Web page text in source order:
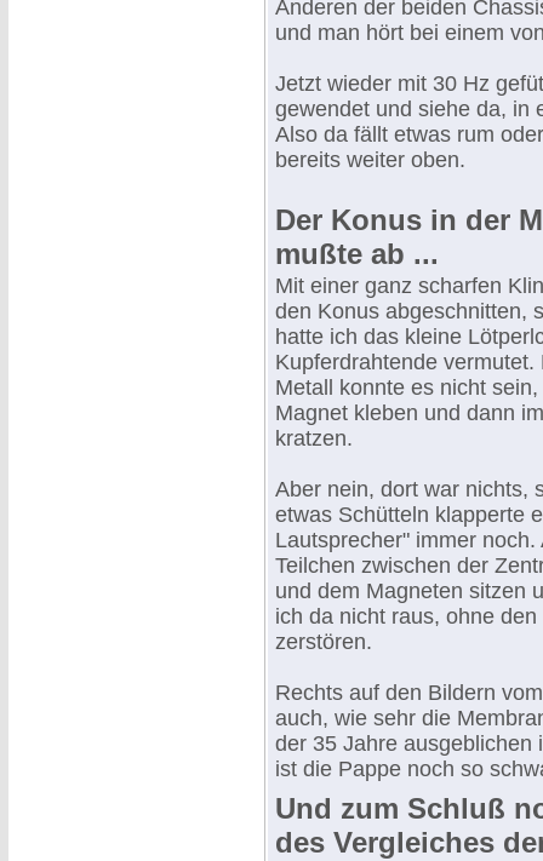
Anderen der beiden
und man hört bei einem
Jetzt wieder mit 30 Hz
gewendet und siehe da, in
Also da fällt etwas rum
bereits weiter oben.
Der Konus in der
mußte ab ...
Mit einer ganz scharfen
den Konus abgeschnitten,
hatte ich das kleine
Kupferdrahtende vermutet.
Metall konnte es nicht
Magnet kleben und dann
kratzen.
Aber nein, dort war nichts,
etwas Schütteln klapperte
Lautsprecher" immer
Teilchen zwischen der
und dem Magneten sitzen
ich da nicht raus, ohne
zerstören.
Rechts auf den Bildern
auch, wie sehr die
der 35 Jahre ausgeblichen
ist die Pappe noch so
Und zum Schluß
des Vergleiches